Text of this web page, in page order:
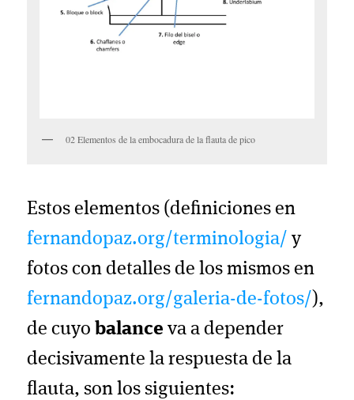
02 Elementos de la embocadura de la flauta de pico
Estos elementos (definiciones en
fernandopaz.org/terminologia/ y
fotos con detalles de los mismos en
fernandopaz.org/galeria-de-fotos/ ),
de cuyo balance va a depender
decisivamente la respuesta de la
flauta, son los siguientes: